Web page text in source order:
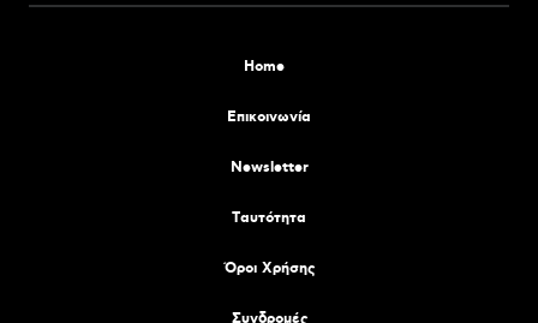
Home
Επικοινωνία
Newsletter
Tαυτότητα
Όροι Χρήσης
Συνδρομές